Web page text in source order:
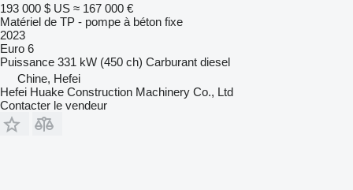
193 000 $ US ≈ 167 000 €
Matériel de TP - pompe à béton fixe
2023
Euro 6
Puissance 331 kW (450 ch) Carburant diesel
Chine, Hefei
Hefei Huake Construction Machinery Co., Ltd
Contacter le vendeur